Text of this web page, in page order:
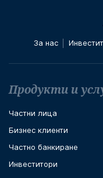
За нас
Футър
Продукти и
Частни лица
Бизнес клиенти
Частно банкиране
Инвеститори